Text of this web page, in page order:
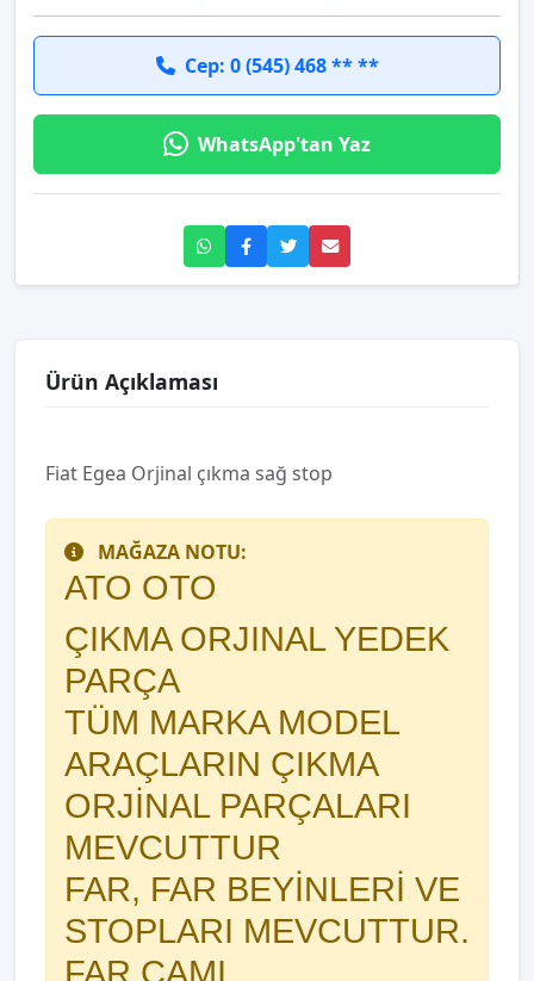
Cep: 0 (545) 468 ** **
WhatsApp'tan Yaz
Ürün Açıklaması
Fiat Egea Orjinal çıkma sağ stop
MAĞAZA NOTU:
ATO OTO
ÇIKMA ORJINAL YEDEK
PARÇA
TÜM MARKA MODEL
ARAÇLARIN ÇIKMA
ORJİNAL PARÇALARI
MEVCUTTUR
FAR, FAR BEYİNLERİ VE
STOPLARI MEVCUTTUR.
FAR CAMI